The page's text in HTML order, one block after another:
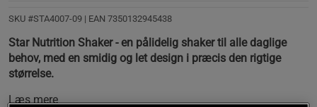
SKU #STA4007-09 | EAN 7350132945438
Star Nutrition Shaker - en pålidelig shaker til alle daglige
behov, med en smidig og let design i præcis den rigtige
størrelse.
Læs mere